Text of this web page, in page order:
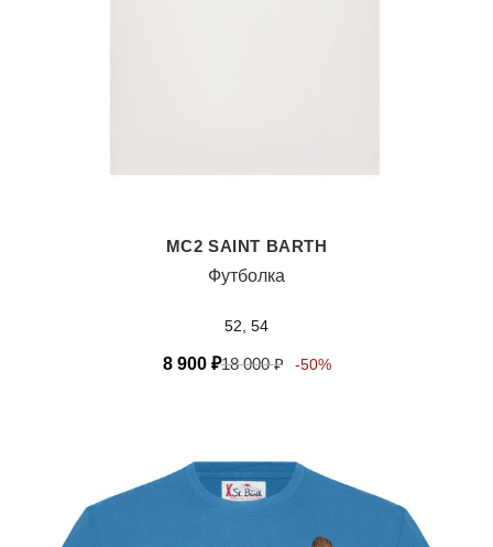
MC2 SAINT BARTH
Футболка
52, 54
8 900 ₽18 000₽ -50%